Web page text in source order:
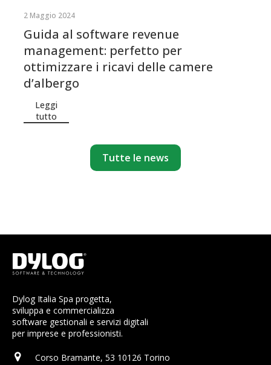
2 Maggio 2024
Guida al software revenue
management: perfetto per
ottimizzare i ricavi delle camere
d’albergo
Leggi
tutto
Tutte le news
Dylog Italia Spa progetta,
sviluppa e commercializza
software gestionali e servizi digitali
per imprese e professionisti.
Corso Bramante, 53 10126 Torino